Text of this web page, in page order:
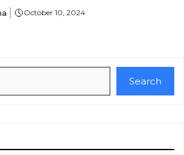
October 10, 2024
Search